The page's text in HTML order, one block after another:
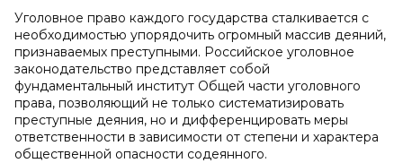
Уголовное право каждого государства сталкивается с
необходимостью упорядочить огромный массив деяний,
признаваемых преступными. Российское уголовное
законодательство представляет собой
фундаментальный институт Общей части уголовного
права, позволяющий не только систематизировать
преступные деяния, но и дифференцировать меры
ответственности в зависимости от степени и характера
общественной опасности содеянного.